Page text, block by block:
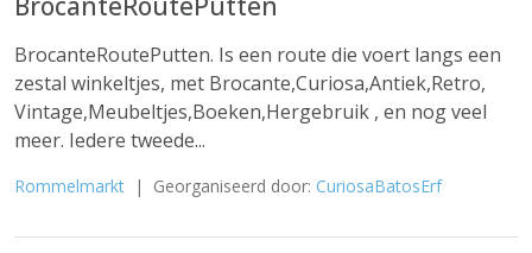
BrocanteRoutePutten. Is een route die voert langs een
zestal winkeltjes, met Brocante,Curiosa,Antiek,Retro,
Vintage,Meubeltjes,Boeken,Hergebruik , en nog veel
meer. Iedere tweede...
Rommelmarkt | Georganiseerd door: CuriosaBatosErf